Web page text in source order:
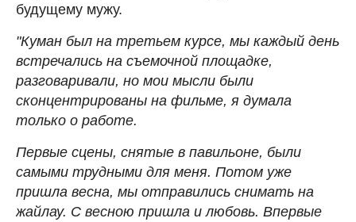
будущему мужу.
"Куман был на третьем курсе, мы каждый день
встречались на съемочной площадке,
разговаривали, но мои мысли были
сконцентрированы на фильме, я думала
только о работе.
Первые сцены, снятые в павильоне, были
самыми трудными для меня. Потом уже
пришла весна, мы отправились снимать на
жайлау. С весною пришла и любовь. Впервые